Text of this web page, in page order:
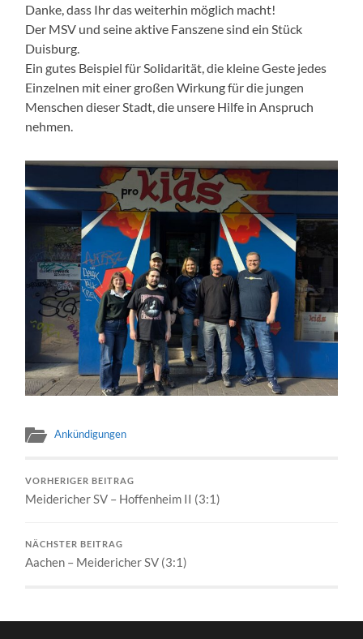
Danke, dass Ihr das weiterhin möglich macht!
Der MSV und seine aktive Fanszene sind ein Stück
Duisburg.
Ein gutes Beispiel für Solidarität, die kleine Geste jedes
Einzelnen mit einer großen Wirkung für die jungen
Menschen dieser Stadt, die unsere Hilfe in Anspruch
nehmen.
Ankündigungen
VORHERIGER BEITRAG
Meidericher SV – Hoffenheim II (3:1)
NÄCHSTER BEITRAG
Aachen – Meidericher SV (3:1)